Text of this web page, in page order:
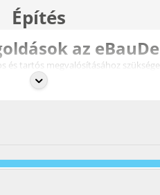
Építés
az
tartós megvalósításához
szabványoknak